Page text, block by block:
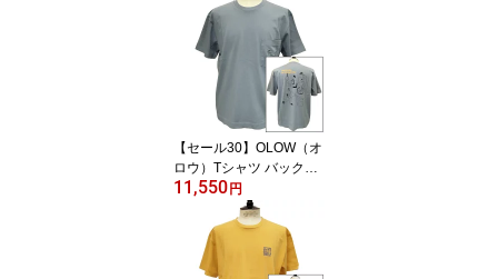
ク 黒xブラウン オーガニ
ックコットン100% ゆっ
たりシルエット【フロリ
アン・ガロウ】
【セール30】OLOW（オ
ロウ）Tシャツ バックプ
リント 人と犬などのイラ
スト OL612002-81 ブル
ーグレー オーガニックコ
ットン100% ゆったりシ
ルエット【ケイト・マク
11,550 円